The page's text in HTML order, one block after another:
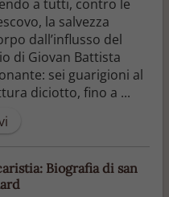
a tutti, contro le
la salvezza
dall’influsso del
di Giovan Battista
sei guarigioni al
diciotto, fino a ...
Biografia di san